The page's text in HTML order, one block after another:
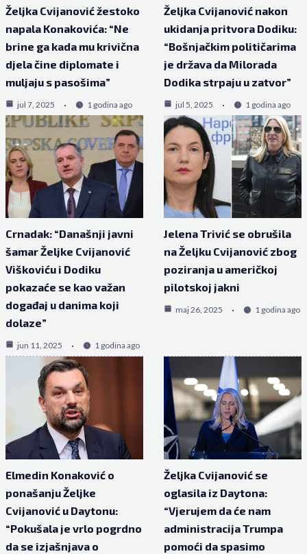
Željka Cvijanović žestoko
napala Konakovića: “Ne
brine ga kada mu krivična
djela čine diplomate i
muljaju s pasošima”
jul 7, 2025 1 godina ago
Željka Cvijanović nakon
ukidanja pritvora Dodiku:
“Bošnjačkim političarima
je država da Milorada
Dodika strpaju u zatvor”
jul 5, 2025 1 godina ago
Crnadak: “Današnji javni
šamar Željke Cvijanović
Viškoviću i Dodiku
pokazaće se kao važan
događaj u danima koji
dolaze”
jun 11, 2025 1 godina ago
Jelena Trivić se obrušila
na Željku Cvijanović zbog
poziranja u američkoj
pilotskoj jakni
maj 26, 2025 1 godina ago
Elmedin Konaković o
ponašanju Željke
Cvijanović u Daytonu:
“Pokušala je vrlo pogrdno
da se izjašnjava o
Željka Cvijanović se
oglasila iz Daytona:
“Vjerujem da će nam
administracija Trumpa
pomoći da spasimo